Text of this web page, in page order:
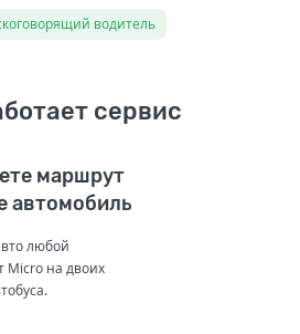
водитель
сервис
маршрут
автомобиль
любой
Micro на двоих